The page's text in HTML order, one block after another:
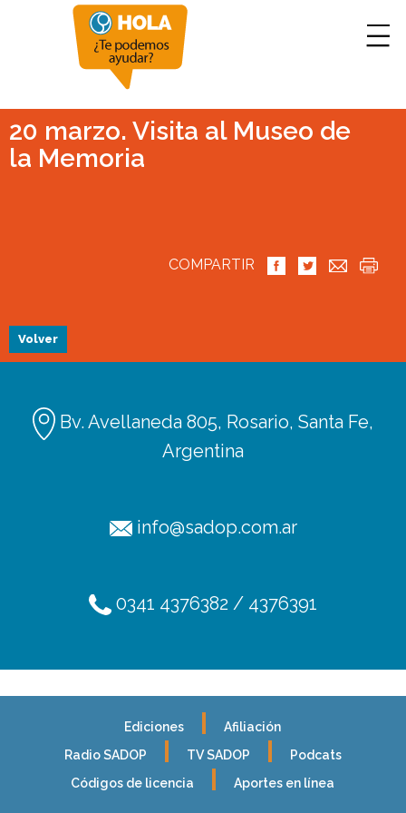
Ediciones
Afiliación
Radio SADOP
TV SADOP
Podcats
Códigos de licencia
Aportes en línea
20 marzo. Visita al Museo de
la Memoria
COMPARTIR
Volver
Bv. Avellaneda 805, Rosario, Santa Fe,
Argentina
info@sadop.com.ar
0341 4376382 / 4376391